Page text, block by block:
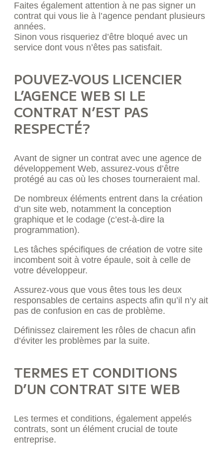
Faites également attention à ne pas signer un
contrat qui vous lie à l’agence pendant plusieurs
années.
Sinon vous risqueriez d’être bloqué avec un
service dont vous n’êtes pas satisfait.
POUVEZ-VOUS LICENCIER
L’AGENCE WEB SI LE
CONTRAT N’EST PAS
RESPECTÉ?
Avant de signer un contrat avec une agence de
développement Web, assurez-vous d’être
protégé au cas où les choses tourneraient mal.
De nombreux éléments entrent dans la création
d’un site web, notamment la conception
graphique et le codage (c’est-à-dire la
programmation).
Les tâches spécifiques de création de votre site
incombent soit à votre épaule, soit à celle de
votre développeur.
Assurez-vous que vous êtes tous les deux
responsables de certains aspects afin qu’il n’y ait
pas de confusion en cas de problème.
Définissez clairement les rôles de chacun afin
d’éviter les problèmes par la suite.
TERMES ET CONDITIONS
D’UN CONTRAT SITE WEB
Les termes et conditions, également appelés
contrats, sont un élément crucial de toute
entreprise.